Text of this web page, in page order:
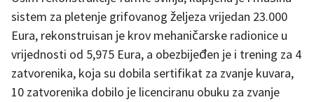
sistem za pletenje grifovanog željeza vrijedan 23.000
Eura, rekonstruisan je krov mehaničarske radionice u
vrijednosti od 5,975 Eura, a obezbijeđen je i trening za 4
zatvorenika, koja su dobila sertifikat za zvanje kuvara,
10 zatvorenika dobilo je licenciranu obuku za zvanje